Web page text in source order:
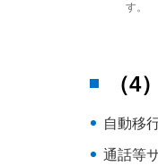
す。
（4
自動移
通話等